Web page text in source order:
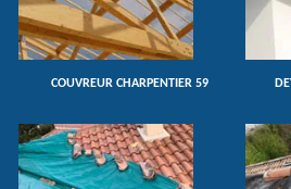
COUVREUR CHARPENTIER 59